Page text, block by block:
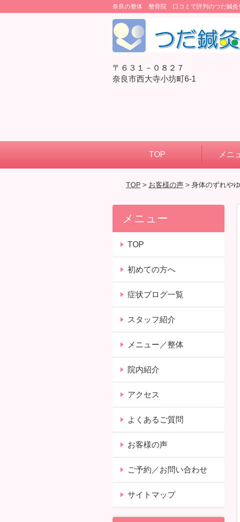
奈良の整体 整骨院 口コミで評判のつだ鍼灸
〒６３１－０８２７
奈良市西大寺小坊町6-1
TOP メニ
TOP> お客様の声> 身体のずれや
メニュー
TOP
初めての方へ
症状ブログ一覧
スタッフ紹介
メニュー／整体
院内紹介
アクセス
よくあるご質問
お客様の声
ご予約／お問い合わせ
サイトマップ